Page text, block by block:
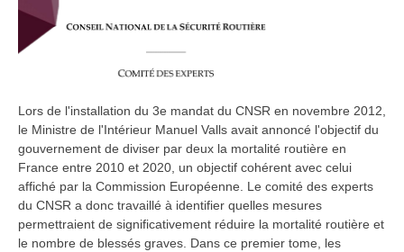
Lors de l'installation du 3e mandat du CNSR en novembre 2012,
le Ministre de l'Intérieur Manuel Valls avait annoncé l'objectif du
gouvernement de diviser par deux la mortalité routière en
France entre 2010 et 2020, un objectif cohérent avec celui
affiché par la Commission Européenne. Le comité des experts
du CNSR a donc travaillé à identifier quelles mesures
permettraient de significativement réduire la mortalité routière et
le nombre de blessés graves. Dans ce premier tome, les